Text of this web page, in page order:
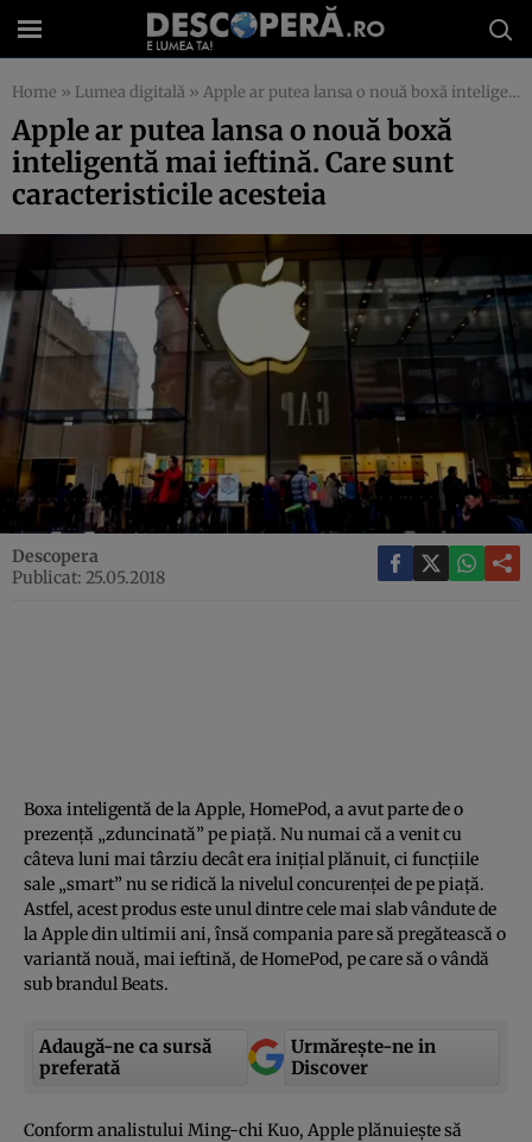
Home » Lumea digitală » Apple ar putea lansa o nouă boxă inteligentă mai ieftină. Care sunt caracteristicile acesteia
Apple ar putea lansa o nouă boxă
inteligentă mai ieftină. Care sunt
caracteristicile acesteia
Descopera
Publicat: 25.05.2018
Boxa inteligentă de la Apple, HomePod, a avut parte de o
prezenţă „zduncinată” pe piaţă. Nu numai că a venit cu
câteva luni mai târziu decât era iniţial plănuit, ci funcţiile
sale „smart” nu se ridică la nivelul concurenţei de pe piaţă.
Astfel, acest produs este unul dintre cele mai slab vândute de
la Apple din ultimii ani, însă compania pare să pregătească o
variantă nouă, mai ieftină, de HomePod, pe care să o vândă
sub brandul Beats.
Adaugă-ne ca sursă
preferată
Urmărește-ne in
Discover
Conform analistului Ming-chi Kuo, Apple plănuieşte să